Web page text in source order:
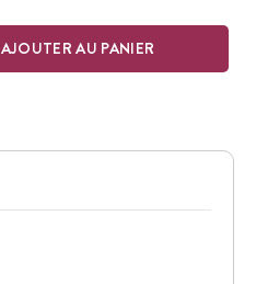
AJOUTER AU PANIER